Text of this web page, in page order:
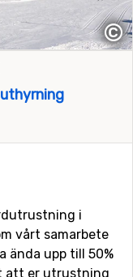
©
i
vårt samarbete
ända upp till 50%
att er utrustning